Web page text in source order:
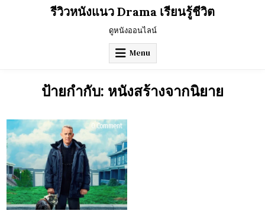
รีวิวหนังแนว Drama เรียนรู้ชีวิต
ดูหนังออนไลน์
Menu
ป้ายกำกับ: หนังสร้างจากนิยาย
0 Commenton
รีวิว
A
Man
Called
Otto
(2022)